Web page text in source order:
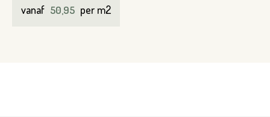
vanaf 50,95 per m2